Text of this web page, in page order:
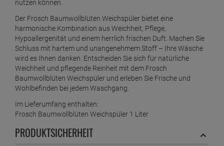
nutzen können.
Der Frosch Baumwollblüten Weichspüler bietet eine
harmonische Kombination aus Weichheit, Pflege,
Hypoallergenität und einem herrlich frischen Duft. Machen Sie
Schluss mit hartem und unangenehmem Stoff – Ihre Wäsche
wird es Ihnen danken. Entscheiden Sie sich für natürliche
Weichheit und pflegende Reinheit mit dem Frosch
Baumwollblüten Weichspüler und erleben Sie Frische und
Wohlbefinden bei jedem Waschgang.
Im Lieferumfang enthalten:
Frosch Baumwollblüten Weichspüler 1 Liter
PRODUKTSICHERHEIT